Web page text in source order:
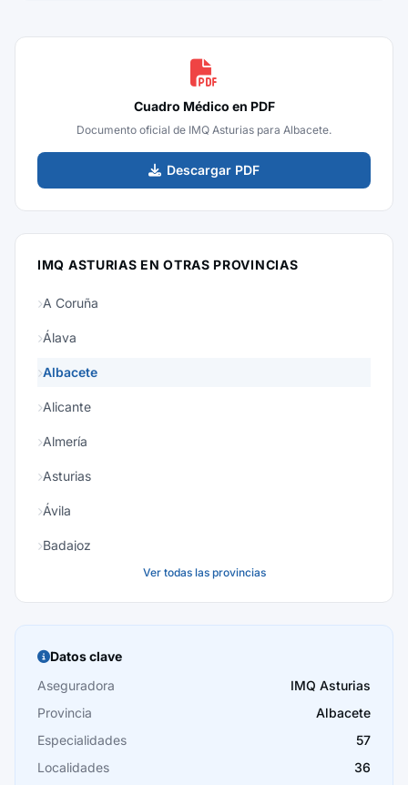
Cuadro Médico en PDF
Documento oficial de IMQ Asturias para Albacete.
Descargar PDF
IMQ ASTURIAS EN OTRAS PROVINCIAS
A Coruña
Álava
Albacete
Alicante
Almería
Asturias
Ávila
Badajoz
Burgos
Cáceres
Cádiz
Cantabria
Ver todas las provincias
Datos clave
Aseguradora
IMQ Asturias
Provincia
Albacete
Especialidades
57
Localidades
36